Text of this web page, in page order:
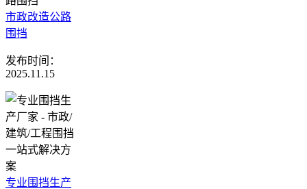
市政改造公路
围挡
发布时间：
2025.11.15
专业围挡生产